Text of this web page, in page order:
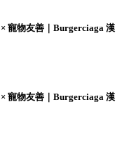
寵物友善｜Burgerciaga 漢
寵物友善｜Burgerciaga 漢